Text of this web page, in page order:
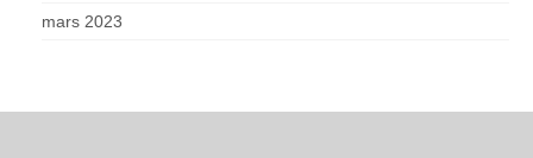
mars 2023